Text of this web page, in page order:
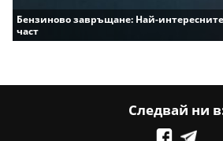
Бензиново завръщане: Най-
част
Следвай ни